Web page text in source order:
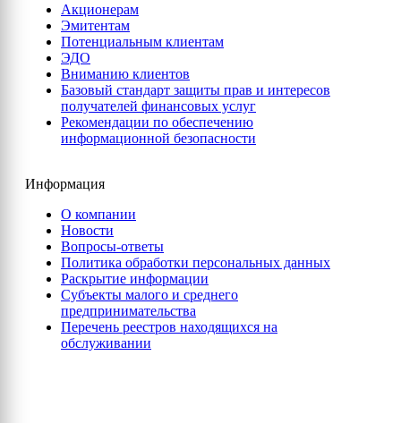
Акционерам
Эмитентам
Потенциальным клиентам
ЭДО
Вниманию клиентов
Базовый стандарт защиты прав и интересов
получателей финансовых услуг
Рекомендации по обеспечению
информационной безопасности
Информация
О компании
Новости
Вопросы-ответы
Политика обработки персональных данных
Раскрытие информации
Субъекты малого и среднего
предпринимательства
Перечень реестров находящихся на
обслуживании